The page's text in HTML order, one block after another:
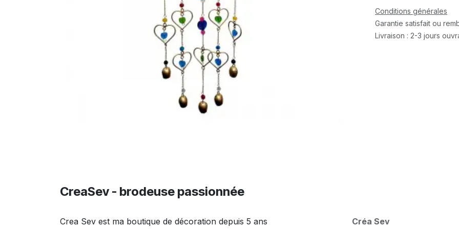
Conditions générales
Garantie satisfait ou
Livraison : 2-3 jours
CreaSev - brodeuse passionnée
Crea Sev est ma boutique de décoration depuis 5 ans
Créa Sev